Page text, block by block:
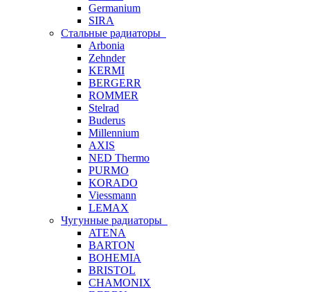
Germanium
SIRA
Стальные радиаторы
Arbonia
Zehnder
KERMI
BERGERR
ROMMER
Stelrad
Buderus
Millennium
AXIS
NED Thermo
PURMO
KORADO
Viessmann
LEMAX
Чугунные радиаторы
ATENA
BARTON
BOHEMIA
BRISTOL
CHAMONIX